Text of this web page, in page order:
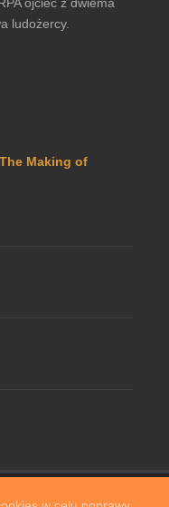
ludożercy.
Making of